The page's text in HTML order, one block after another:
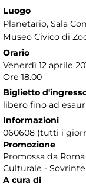
Luogo
Planetario, Sala
Museo Civico di
Orario
Venerdì 12 aprile
Ore 18.00
Biglietto
libero fino ad
Informazioni
060608 (tutti i
Promozione
Promossa da
Culturale -
A cura di